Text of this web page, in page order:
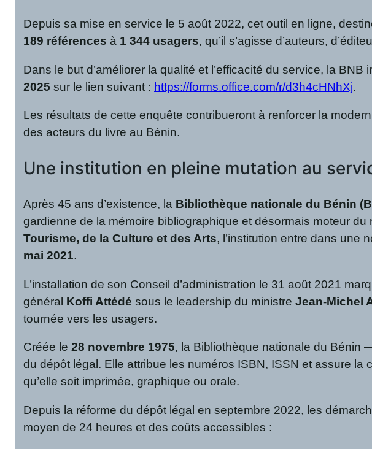
Depuis sa mise en service le 5 août 2022, cet outil en ligne,
189 références à 1 344 usagers, qu’il s’agisse d’auteurs,
Dans le but d’améliorer la qualité et l’efficacité du service, la
2025 sur le lien suivant : https://forms.office.com/r/d3h4cHNhXj.
Les résultats de cette enquête contribueront à renforcer la
des acteurs du livre au Bénin.
Une institution en pleine mutation au
Après 45 ans d’existence, la Bibliothèque nationale du Bénin
gardienne de la mémoire bibliographique et désormais moteur
Tourisme, de la Culture et des Arts, l’institution entre dans une
mai 2021.
L’installation de son Conseil d’administration le 31 août 2021
général Koffi Attédé sous le leadership du ministreJean-Michel
tournée vers les usagers.
Créée le28 novembre 1975, la Bibliothèque nationale du Bénin
du dépôt légal. Elle attribue les numéros ISBN, ISSN et assure
qu’elle soit imprimée, graphique ou orale.
Depuis la réforme du dépôt légal en septembre 2022, les
moyen de 24 heures et des coûts accessibles :